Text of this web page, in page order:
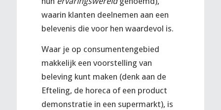
waarin klanten deelnemen aan een
belevenis die voor hen waardevol is.
Waar je op consumentengebied
makkelijk een voorstelling van
beleving kunt maken (denk aan de
Efteling, de horeca of een product
demonstratie in een supermarkt), is